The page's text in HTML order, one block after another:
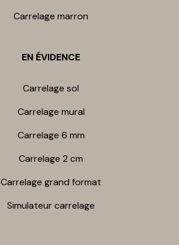
Carrelage marron
EN ÉVIDENCE
Carrelage sol
Carrelage mur​al
Carrelage 6 mm
Carrelage 2 cm
Carrelage grand format
Simulateur carrelage